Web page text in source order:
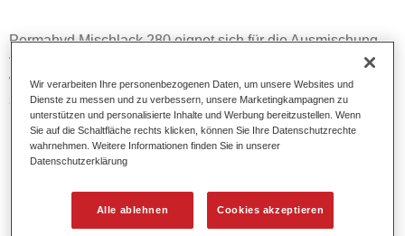
Permahyd Mischlack 280 eignet sich für die Ausmischung
von Permahyd Perlmutt Basislack 285, einem hochwertigen
wasserverdünnbaren Basislacksystem. Es basiert auf einer
speziellen PU-Dispersionstechnologie für Uni- und
Effektlackierungen.
Produktmerkmale
1,5 Spritzgängen.
Bietet ein gutes Standvermögen.
Wir verarbeiten Ihre personenbezogenen Daten, um unsere Websites und
Dienste zu messen und zu verbessern, unsere Marketingkampagnen zu
unterstützen und personalisierte Inhalte und Werbung bereitzustellen. Wenn
Sie auf die Schaltfläche rechts klicken, können Sie Ihre Datenschutzrechte
wahrnehmen. Weitere Informationen finden Sie in unserer
Datenschutzerklärung
Alle ablehnen Cookies akzeptieren